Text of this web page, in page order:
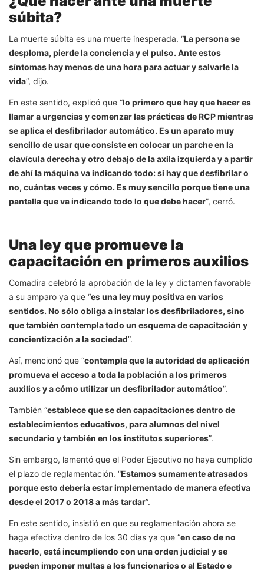
súbita?
La muerte súbita es una muerte inesperada. “La persona se
desploma, pierde la conciencia y el pulso. Ante estos
síntomas hay menos de una hora para actuar y salvarle la
vida”, dijo.
En este sentido, explicó que “lo primero que hay que hacer es
llamar a urgencias y comenzar las prácticas de RCP mientras
se aplica el desfibrilador automático. Es un aparato muy
sencillo de usar que consiste en colocar un parche en la
clavícula derecha y otro debajo de la axila izquierda y a partir
de ahí la máquina va indicando todo: si hay que desfibrilar o
no, cuántas veces y cómo. Es muy sencillo porque tiene una
pantalla que va indicando todo lo que debe hacer”, cerró.
Una ley que promueve la
capacitación en primeros auxilios
Comadira celebró la aprobación de la ley y dictamen favorable
a su amparo ya que “es una ley muy positiva en varios
sentidos. No sólo obliga a instalar los desfibriladores, sino
que también contempla todo un esquema de capacitación y
concientización a la sociedad”.
Así, mencionó que “contempla que la autoridad de aplicación
promueva el acceso a toda la población a los primeros
auxilios y a cómo utilizar un desfibrilador automático”.
También “establece que se den capacitaciones dentro de
establecimientos educativos, para alumnos del nivel
secundario y también en los institutos superiores”.
Sin embargo, lamentó que el Poder Ejecutivo no haya cumplido
el plazo de reglamentación. “Estamos sumamente atrasados
porque esto debería estar implementado de manera efectiva
desde el 2017 o 2018 a más tardar”.
En este sentido, insistió en que su reglamentación ahora se
haga efectiva dentro de los 30 días ya que “en caso de no
hacerlo, está incumpliendo con una orden judicial y se
pueden imponer multas a los funcionarios o al Estado e